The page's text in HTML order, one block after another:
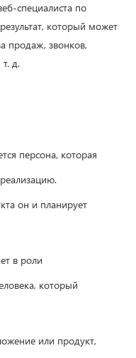
специалиста по
который может
продаж, звонков,
д.
персона, которая
он и планирует
в роли
который
или продукт,